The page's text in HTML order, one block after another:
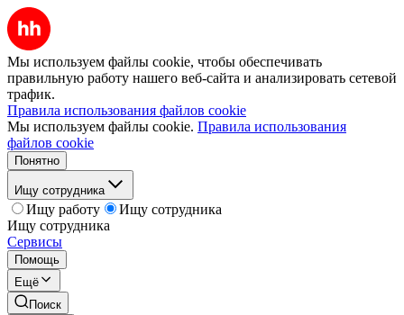
Мы используем файлы cookie, чтобы обеспечивать
правильную работу нашего веб-сайта и анализировать сетевой
трафик.
Правила использования файлов cookie
Мы используем файлы cookie. Правила использования
файлов cookie
Понятно
Ищу сотрудника
Ищу работу
Ищу сотрудника
Ищу сотрудника
Сервисы
Помощь
Ещё
Поиск